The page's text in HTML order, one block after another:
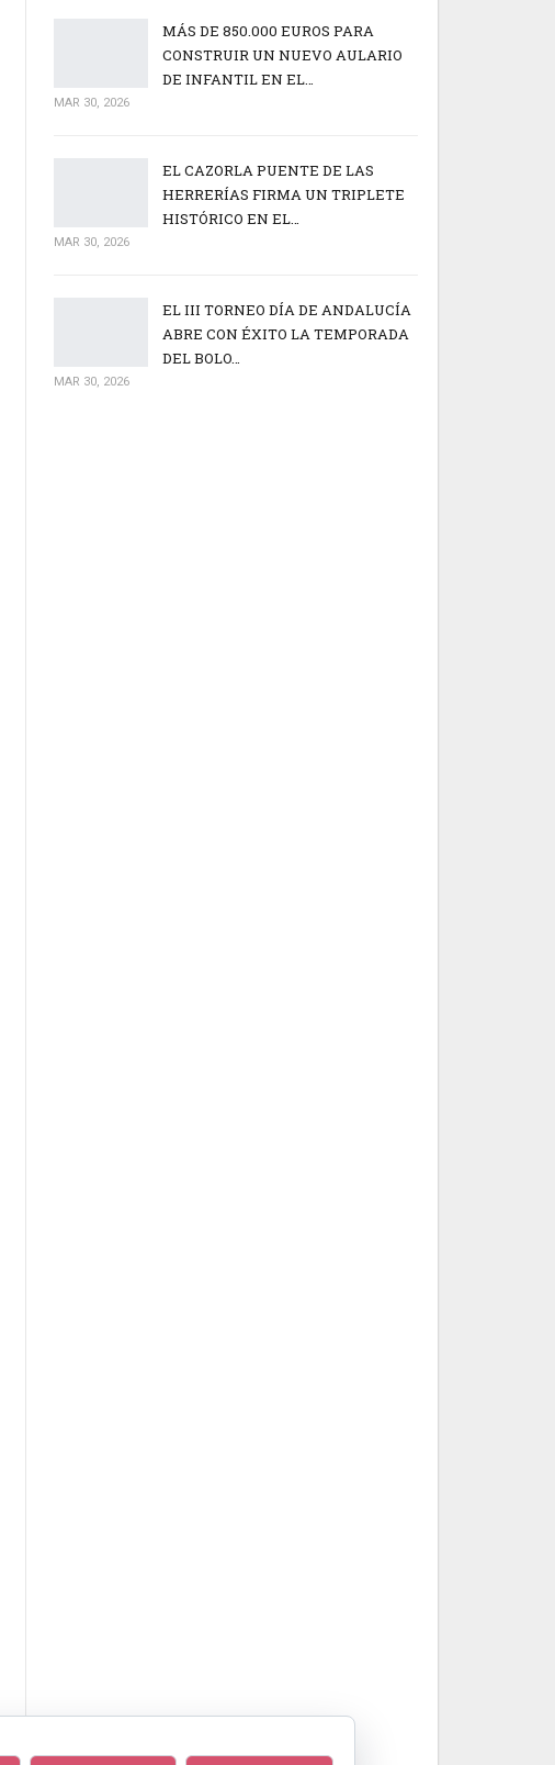
MÁS DE 850.000 EUROS PARA
CONSTRUIR UN NUEVO AULARIO
DE INFANTIL EN EL…
MAR 30, 2026
EL CAZORLA PUENTE DE LAS
HERRERÍAS FIRMA UN TRIPLETE
HISTÓRICO EN EL…
MAR 30, 2026
EL III TORNEO DÍA DE ANDALUCÍA
ABRE CON ÉXITO LA TEMPORADA
DEL BOLO…
MAR 30, 2026